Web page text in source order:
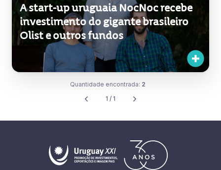
A start-up uruguaia NocNoc recebe
investimento do gigante brasileiro
Olist e outros fundos
Quantidade encontrada: 2
1 / 1